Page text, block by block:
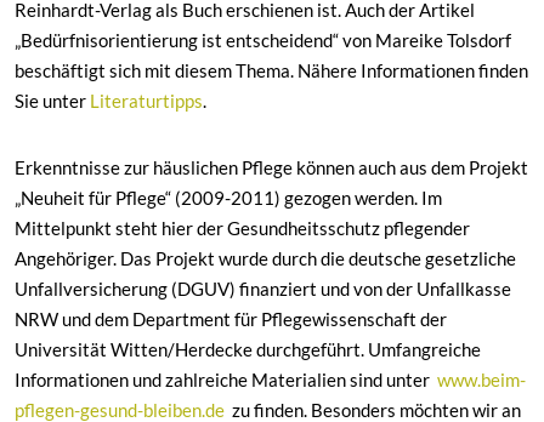
Reinhardt-Verlag als Buch erschienen ist. Auch der Artikel
„Bedürfnisorientierung ist entscheidend“ von Mareike Tolsdorf
beschäftigt sich mit diesem Thema. Nähere Informationen finden
Sie unter Literaturtipps
Erkenntnisse zur häuslichen Pflege können auch aus dem Projekt
„Neuheit für Pflege“ (2009-2011) gezogen werden. Im
Mittelpunkt steht hier der Gesundheitsschutz pflegender
Angehöriger. Das Projekt wurde durch die deutsche gesetzliche
Unfallversicherung (DGUV) finanziert und von der Unfallkasse
NRW und dem Department für Pflegewissenschaft der
Universität Witten/Herdecke durchgeführt. Umfangreiche
Informationen und zahlreiche Materialien sind unter www.beim-
pflegen-gesund-bleiben.de zu finden. Besonders möchten wir an